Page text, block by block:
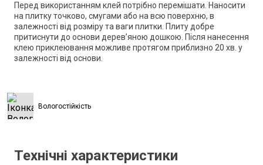
Перед використанням клей потрібно перемішати. Наносити
на плитку точково, смугами або на всю поверхню, в
залежності від розміру та ваги плитки. Плиту добре
притиснути до основи дерев’яною дошкою. Після нанесення
клею приклеювання можливе протягом приблизно 20 хв. у
залежності від основи.
Вологостійкість
Технічні характеристики